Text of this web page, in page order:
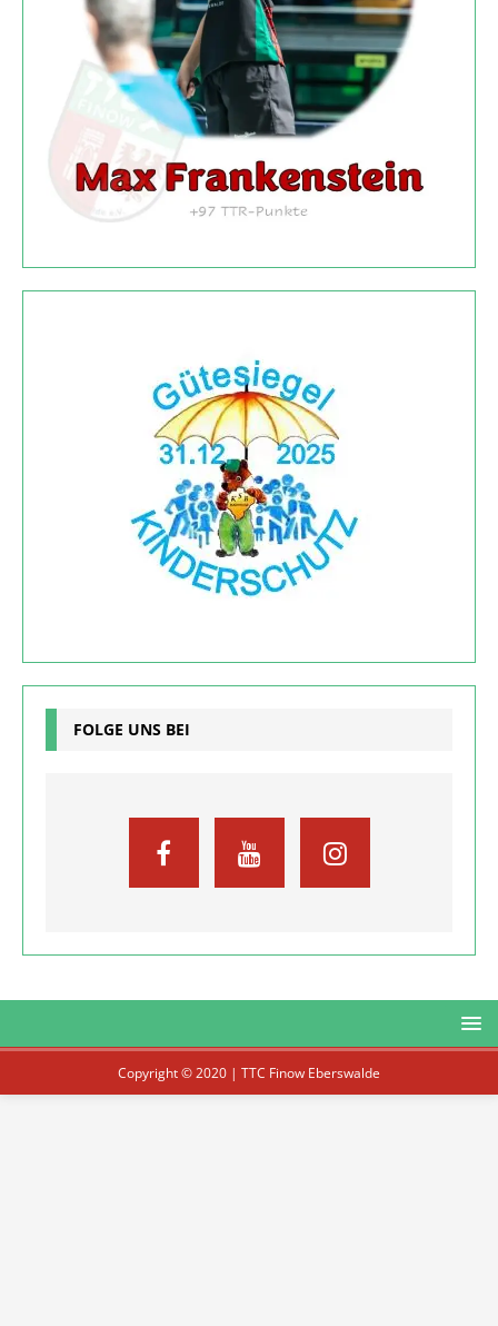
FOLGE UNS BEI
Copyright © 2020 | TTC Finow Eberswalde